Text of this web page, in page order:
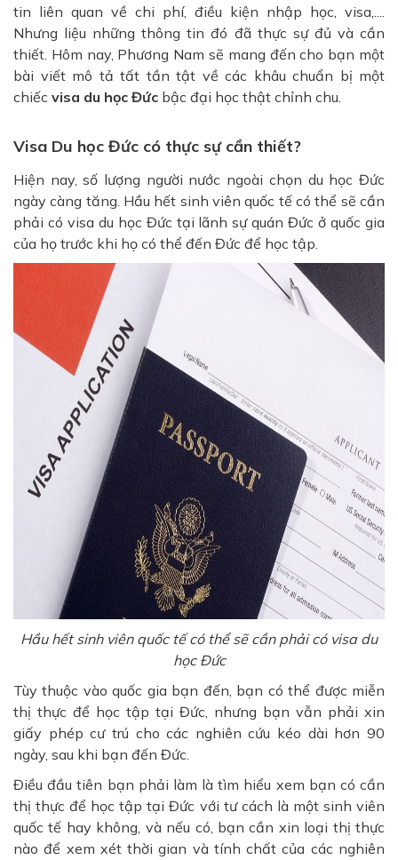
tin liên quan về chi phí, điều kiện nhập học, visa,....
Nhưng liệu những thông tin đó đã thực sự đủ và cần
thiết. Hôm nay, Phương Nam sẽ mang đến cho bạn một
bài viết mô tả tất tần tật về các khâu chuẩn bị một
chiếc visa du học Đức bậc đại học thật chỉnh chu.
Visa Du học Đức có thực sự cần thiết?
Hiện nay, số lượng người nước ngoài chọn du học Đức
ngày càng tăng. Hầu hết sinh viên quốc tế có thể sẽ cần
phải có visa du học Đức tại lãnh sự quán Đức ở quốc gia
của họ trước khi họ có thể đến Đức để học tập.
Hầu hết sinh viên quốc tế có thể sẽ cần phải có visa du
học Đức
Tùy thuộc vào quốc gia bạn đến, bạn có thể được miễn
thị thực để học tập tại Đức, nhưng bạn vẫn phải xin
giấy phép cư trú cho các nghiên cứu kéo dài hơn 90
ngày, sau khi bạn đến Đức.
Điều đầu tiên bạn phải làm là tìm hiểu xem bạn có cần
thị thực để học tập tại Đức với tư cách là một sinh viên
quốc tế hay không, và nếu có, bạn cần xin loại thị thực
nào để xem xét thời gian và tính chất của các nghiên